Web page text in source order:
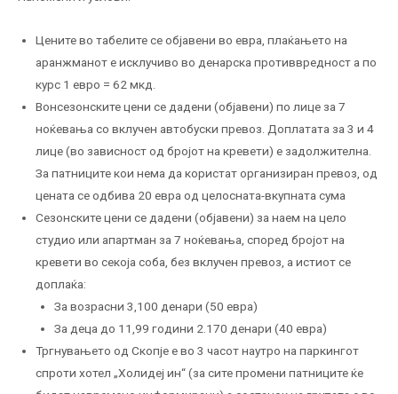
Цените во табелите се објавени во евра, плаќањето на
аранжманот е исклучиво во денарска противвредност а по
курс 1 евро = 62 мкд.
Вонсезонските цени се дадени (објавени) по лице за 7
ноќевања со вклучен автобуски превоз. Доплатата за 3 и 4
лице (во зависност од бројот на кревети) е задолжителна.
За патниците кои нема да користат организиран превоз, од
цената се одбива 20 евра од целосната-вкупната сума
Сезонските цени се дадени (објавени) за наем на цело
студио или апартман за 7 ноќевања, според бројот на
кревети во секоја соба, без вклучен превоз, а истиот се
доплаќа:
За возрасни 3,100 денари (50 евра)
За деца до 11,99 години 2.170 денари (40 евра)
Тргнувањето од Скопје е во 3 часот наутро на паркингот
спроти хотел „Холидеј ин“ (за сите промени патниците ќе